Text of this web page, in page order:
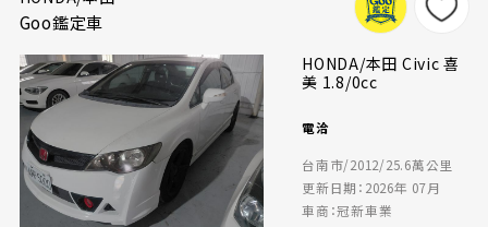
Goo鑑定車
HONDA/本田 Civic 喜
美 1.8/0cc
電洽
台南市/2012/25.6萬公里
更新日期：2026年 07月
車商：冠新車業